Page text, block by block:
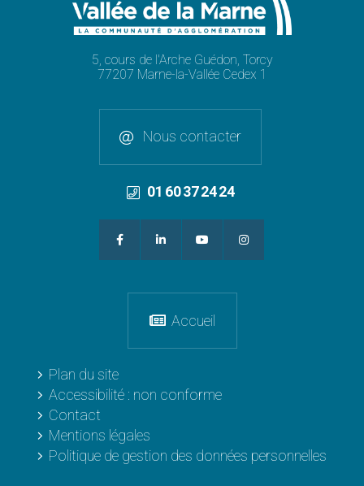
5, cours de l'Arche Guédon, Torcy
77207 Marne-la-Vallée Cedex 1
Nous contacter
01 60 37 24 24
Accueil
Plan du site
Accessibilité : non conforme
Contact
Mentions légales
Politique de gestion des données personnelles